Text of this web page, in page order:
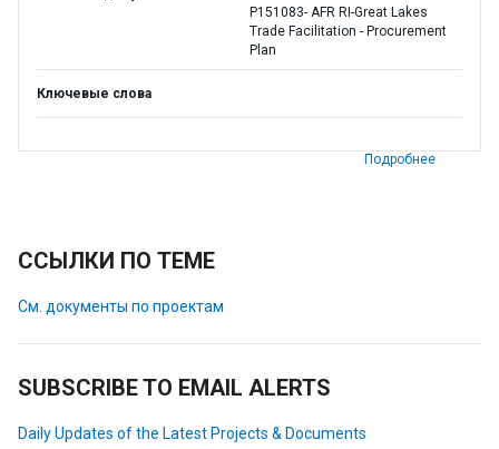
P151083- AFR RI-Great Lakes
Trade Facilitation - Procurement
Plan
Ключевые слова
Подробнее
ССЫЛКИ ПО ТЕМЕ
См. документы по проектам
SUBSCRIBE TO EMAIL ALERTS
Daily Updates of the Latest Projects & Documents